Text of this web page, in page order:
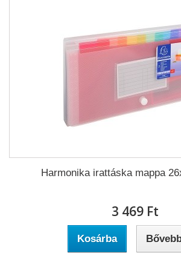
Harmonika irattáska mappa
3 469 Ft‎
Kosárba